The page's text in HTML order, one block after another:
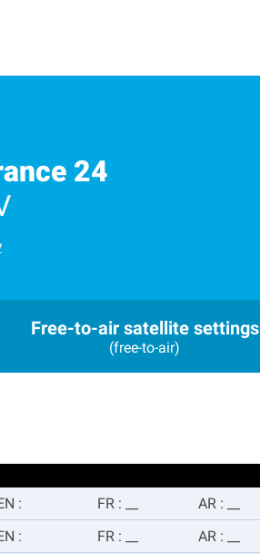
24
Free-to-air satellite settings
(free-to-air)
: FR : AR :
: FR : AR :